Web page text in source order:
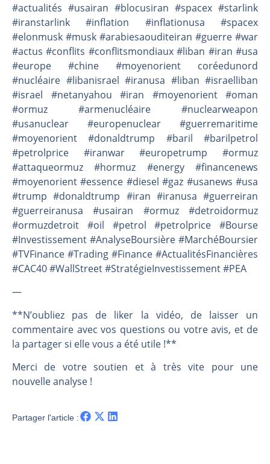
#actualités #usairan #blocusiran #spacex #starlink
#iranstarlink #inflation #inflationusa #spacex
#elonmusk #musk #arabiesaouditeiran #guerre #war
#actus #conflits #conflitsmondiaux #liban #iran #usa
#europe #chine #moyenorient coréedunord
#nucléaire #libanisrael #iranusa #liban #israelliban
#israel #netanyahou #iran #moyenorient #oman
#ormuz #armenucléaire #nuclearweapon
#usanuclear #europenuclear #guerremaritime
#moyenorient #donaldtrump #baril #barilpetrol
#petrolprice #iranwar #europetrump #ormuz
#attaqueormuz #hormuz #energy #financenews
#moyenorient #essence #diesel #gaz #usanews #usa
#trump #donaldtrump #iran #iranusa #guerreiran
#guerreiranusa #usairan #ormuz #detroidormuz
#ormuzdetroit #oil #petrol #petrolprice #Bourse
#Investissement #AnalyseBoursière #MarchéBoursier
#TVFinance #Trading #Finance #ActualitésFinancières
#CAC40 #WallStreet #StratégieInvestissement #PEA
—
**N’oubliez pas de liker la vidéo, de laisser un
commentaire avec vos questions ou votre avis, et de
la partager si elle vous a été utile !**
Merci de votre soutien et à très vite pour une
nouvelle analyse !
Partager l'article :